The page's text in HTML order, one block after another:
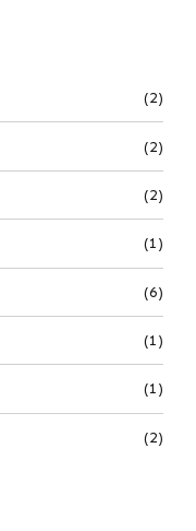
(2)
(2)
(2)
(1)
(6)
(1)
(1)
(2)